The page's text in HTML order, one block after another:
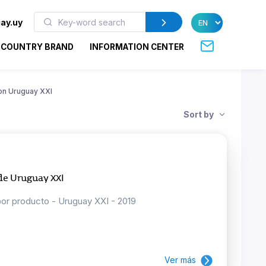
COUNTRY BRAND INFORMATION CENTER
Uruguay XXI
Sort by
Uruguay XXI
producto - Uruguay XXI - 2019
Ver más